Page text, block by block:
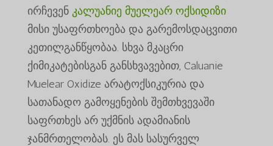
ირჩევენ კალუანიე მუელეარ ოქსიდიზი
მისი უსაფრთხოება და გარემოსდაცვითი
კეთილგანწყობაა. სხვა მკაცრი
ქიმიკატებისგან განსხვავებით, Caluanie
Muelear Oxidize არატოქსიკურია და
სათანადო გამოყენების შემთხვევაში
საფრთხეს არ უქმნის ადამიანის
ჯანმრთელობას. ეს მას სასურველ